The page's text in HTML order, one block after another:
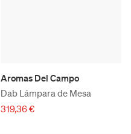
Aromas Del Campo
Dab Lámpara de Mesa
319,36 €